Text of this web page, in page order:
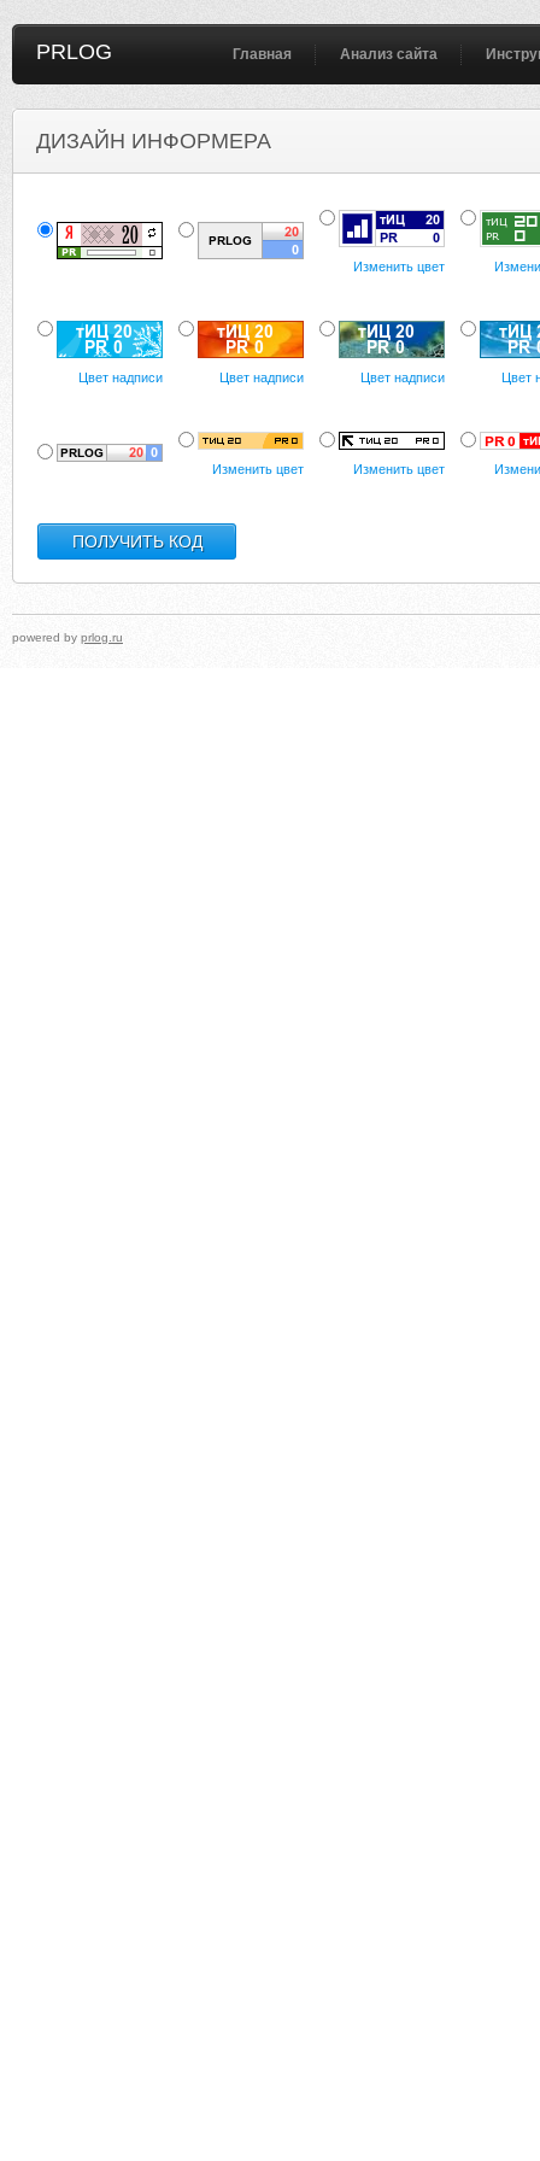
PRLOG Главная Анализ сайта
ДИЗАЙН ИНФОРМЕРА
Изменить цвет
Цвет надписи Цвет надписи Цвет надписи Цвет
Изменить цвет Изменить цвет
powered by prlog.ru